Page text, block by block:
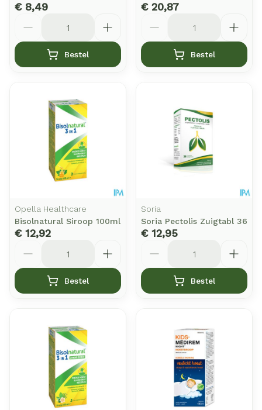
€ 8,49
Bestel
€ 20,87
Bestel
Opella Healthcare
Bisolnatural Siroop 100ml
€ 12,92
Bestel
Soria
Soria Pectolis Zuigtabl 36
€ 12,95
Bestel